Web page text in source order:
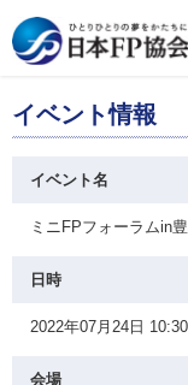
イベント情報
イベント名
ミニFPフォーラムin
日時
2022年07月24日
会場